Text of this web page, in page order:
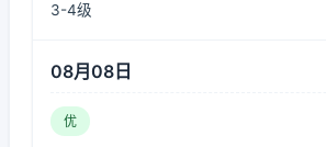
3-4级
08月08日
优